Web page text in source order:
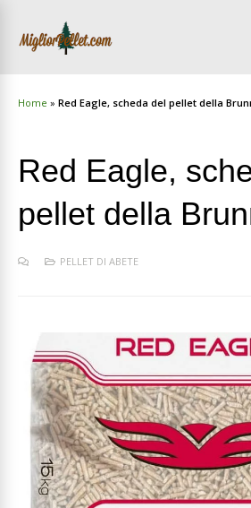
Home » Red Eagle, scheda del pellet della
Red Eagle,
pellet della
PELLET DI ABETE